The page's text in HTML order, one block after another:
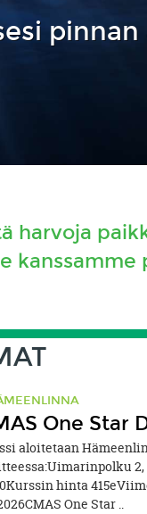
pinnan
harvoja
kanssamme
One Star
aloitetaan
2,
hinta
One Star ..